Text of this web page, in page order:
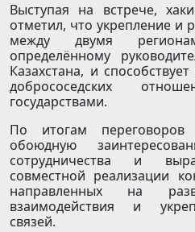
Выступая на встрече,
отметил, что укрепление и
между двумя
определённому
Казахстана, и
добрососедских
государствами.
По итогам переговоров
обоюдную
сотрудничества и
совместной реализации
направленных на
взаимодействия и
связей.